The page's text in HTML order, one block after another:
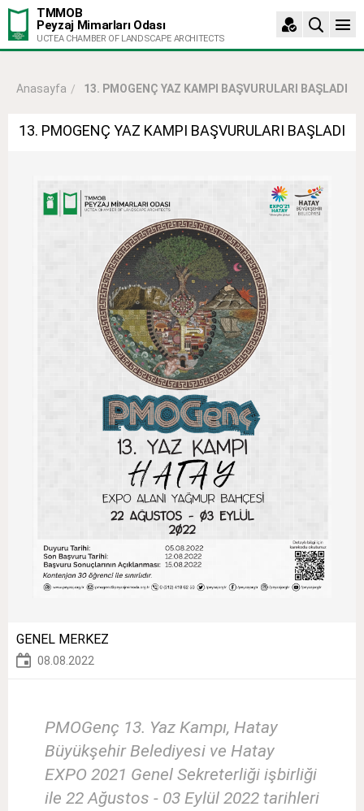
TMMOB
Peyzaj Mimarları Odası
UCTEA CHAMBER OF LANDSCAPE ARCHITECTS
Anasayfa 13. PMOGENÇ YAZ KAMPI BAŞVURULARI BAŞLADI
13. PMOGENÇ YAZ KAMPI BAŞVURULARI BAŞLADI
GENEL MERKEZ
08.08.2022
PMOGenç 13. Yaz Kampı, Hatay
Büyükşehir Belediyesi ve Hatay
EXPO 2021 Genel Sekreterliği işbirliği
ile 22 Ağustos - 03 Eylül 2022 tarihleri